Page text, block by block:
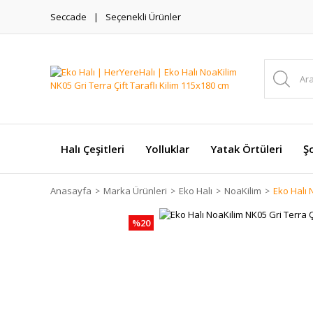
Seccade Seçenekli Ürünler
Halı Çeşitleri Yolluklar Yatak Örtüleri
Anasayfa Marka Ürünleri Eko Halı NoaKilim Eko Halı
%20